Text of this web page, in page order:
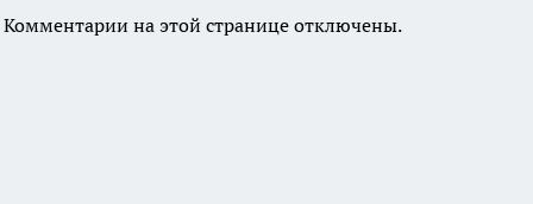
Комментарии на этой странице отключены.